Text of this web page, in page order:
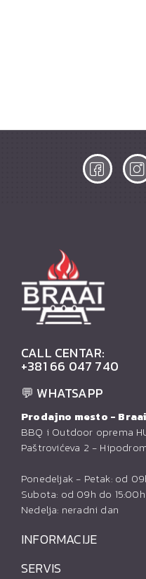
CALL CENTAR:
+381 66 047 740
💬 WHATSAPP
Prodajno mesto -
BBQ i Outdoor oprema
Paštrovićeva 2 -
Ponedeljak - Petak: od
Subota: od 09h do 15:00h
Nedelja: neradni dan
INFORMACIJE
SERVIS